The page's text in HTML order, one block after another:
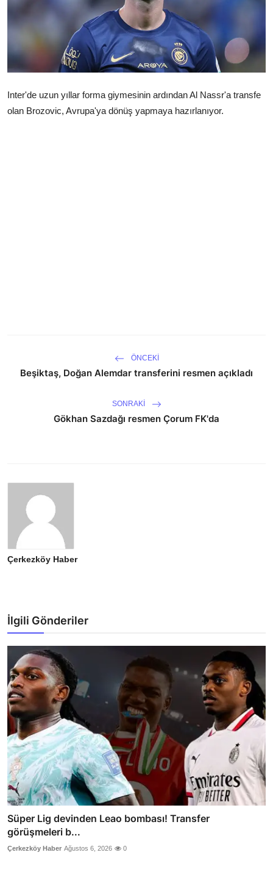
Çerkezköy
Inter'de uzun yıllar forma giymesinin ardından Al Nassr'a transfe
olan Brozovic, Avrupa'ya dönüş yapmaya hazırlanıyor.
ÖNCEKI
Beşiktaş, Doğan Alemdar transferini resmen açıkladı
SONRAKI
Gökhan Sazdağı resmen Çorum FK'da
Çerkezköy Haber
İlgili Gönderiler
Süper Lig devinden Leao bombası! Transfer
görüşmeleri b...
Çerkezköy Haber Ağustos 6, 2026 0